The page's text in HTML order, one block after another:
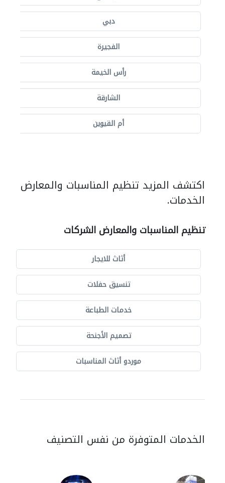
دبي
الفجيرة
رأس الخيمة
الشارقة
أم القيوين
اكتشف المزيد تنظيم المناسبات والمعارض
الخدمات.
تنظيم المناسبات والمعارض الشركات
أثاث للايجار
تنسيق حفلات
خدمات الطباعة
تصميم الأجنحة
موردو أثاث المناسبات
الخدمات المتوفرة من نفس التصنيف